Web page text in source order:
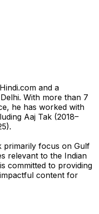
and a
With more than 7
he has worked with
Aaj Tak (2018–
primarily focus on Gulf
relevant to the Indian
committed to providing
content for